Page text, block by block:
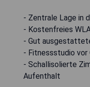
- Zentrale Lage in
- Kostenfreies
- Gut
- Fitnessstudio vor
- Schallisolierte
Aufenthalt